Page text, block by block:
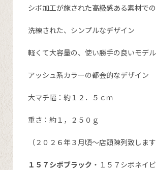
シボ加工が施された高級感ある素材で
洗練された、シンプルなデザイン
軽くて大容量の、使い勝手の良いモデル
アッシュ系カラーの都会的なデザイン
大マチ幅：約１２．５ｃｍ
重さ：約１，２５０ｇ
（２０２６年３月頃～店頭陳列致しま
１５７シボブラック ・１５７シボネイ